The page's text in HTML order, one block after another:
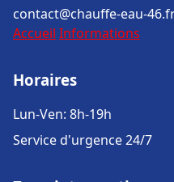
contact@chauffe-eau-
Accueil Informations
Horaires
Lun-Ven: 8h-19h
Service d'urgence 24/7